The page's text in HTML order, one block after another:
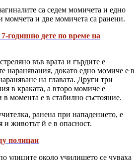
са седем момичета и едно
момчета и две момичета са ранени.
годишно дете по време на
във врата и гърдите е
наранявания, докато едно момиче е в
на главата. Други три
в краката, а второ момиче е
в момента е в стабилно състояние.
ранена при нападението, е
и животът й е в опасност.
полицаи
улиците около училището се чуваха